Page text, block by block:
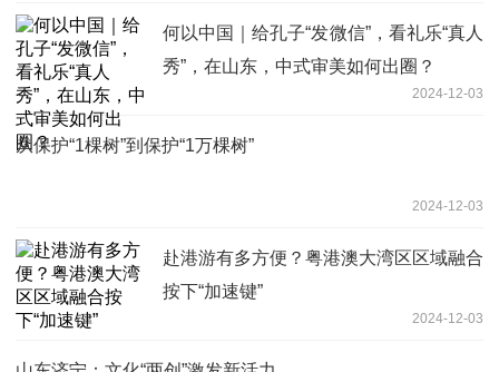
何以中国｜给孔子“发微信”，看礼乐“真人
秀”，在山东，中式审美如何出圈？
2024-12-03
从保护“1棵树”到保护“1万棵树”
2024-12-03
赴港游有多方便？粤港澳大湾区区域融合
按下“加速键”
2024-12-03